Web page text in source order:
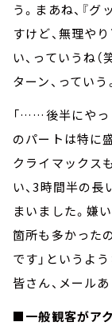
う。まあね、『
すけど、無理や
い、っていうね
ターン、っていう
「……後半にやっ
のパートは特に
クライマックス
い、3時間半の
まいました。嫌
箇所も多かった
です」というよ
皆さん、メール
■一般観客がア